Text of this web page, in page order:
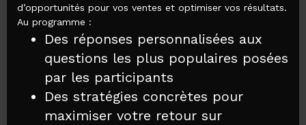
d’opportunités pour vos ventes et optimiser vos résultats.
Au programme :
Des réponses personnalisées aux
questions les plus populaires posées
par les participants
Des stratégies concrètes pour
maximiser votre retour sur